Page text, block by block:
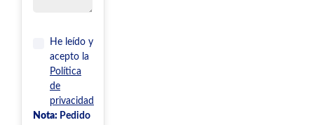
He leído y
acepto la
Política
de
privacidad
Nota: Pedido